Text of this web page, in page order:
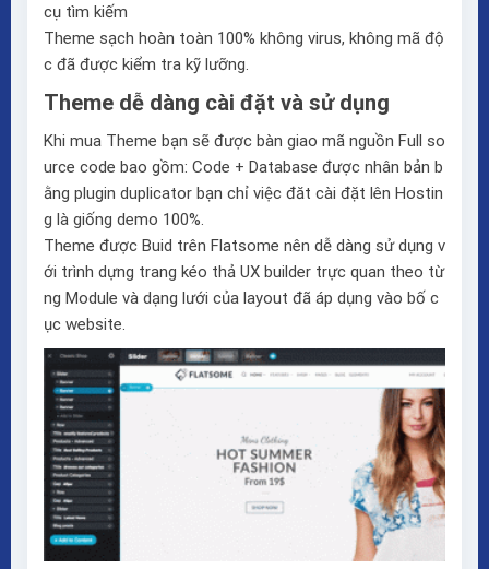
cụ tìm kiếm
Theme sạch hoàn toàn 100% không virus, không mã độ
c đã được kiểm tra kỹ lưỡng.
Theme dễ dàng cài đặt và sử dụng
Khi mua Theme bạn sẽ được bàn giao mã nguồn Full so
urce code bao gồm: Code + Database được nhân bản b
ằng plugin duplicator bạn chỉ việc đăt cài đặt lên Hostin
g là giống demo 100%.
Theme được Buid trên Flatsome nên dễ dàng sử dụng v
ới trình dựng trang kéo thả UX builder trực quan theo từ
ng Module và dạng lưới của layout đã áp dụng vào bố c
ục website.